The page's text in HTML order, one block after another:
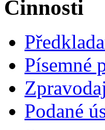
Činnosti
Písemné
Podané